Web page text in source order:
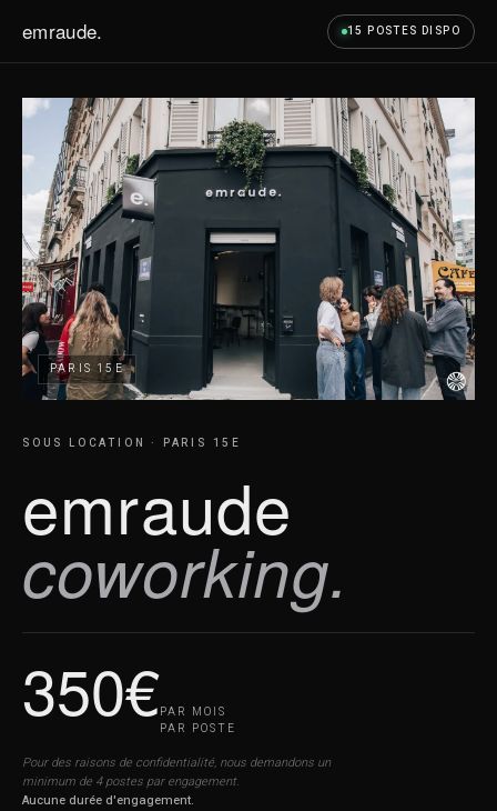
emraude. 15 POSTES DISPO
SOUS LOCATION · PARIS 15E
emraude
coworking.
350€PAR MOIS
PAR POSTE
Pour des raisons de confidentialité, nous demandons un
minimum de 4 postes par engagement.
Aucune durée d'engagement.